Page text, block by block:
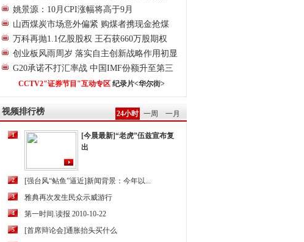
姚景源：10月CPI涨幅将高于9月
山西煤炭市场意外偏紧 购煤者携现金抢煤
万科再抛1.1亿股股权 王石获660万股期权
创业板风雨周岁 落实自主创新战略作用初显
G20承诺不打汇率战 中国IMF份额升至第三
CCTV2"证券节目"互动专区 纪录片<华尔街>
视频排行榜 24小时 一周 一月
1
[今晨最新]“老虎”伍兹宣布复
出
2 [强台风“鲇鱼”逼近]新闻背景：今年以...
3 雅典再次发生民众示威游行
4 第一时间.读报 2010-10-22
5 [首席辩论会]通胀抬头买什么